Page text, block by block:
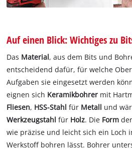
Auf einen Blick: Wichtiges zu
Das Material, aus dem Bits und
entscheidend dafür, für welche
Aufgaben sie eingesetzt werden
eignen sich Keramikbohrer mit
Fliesen, HSS-Stahl für Metall und
Werkzeugstahl für Holz. Die Form der
wie präzise und leicht sich ein Loch
Werkstoff bohren lässt. Bohrer